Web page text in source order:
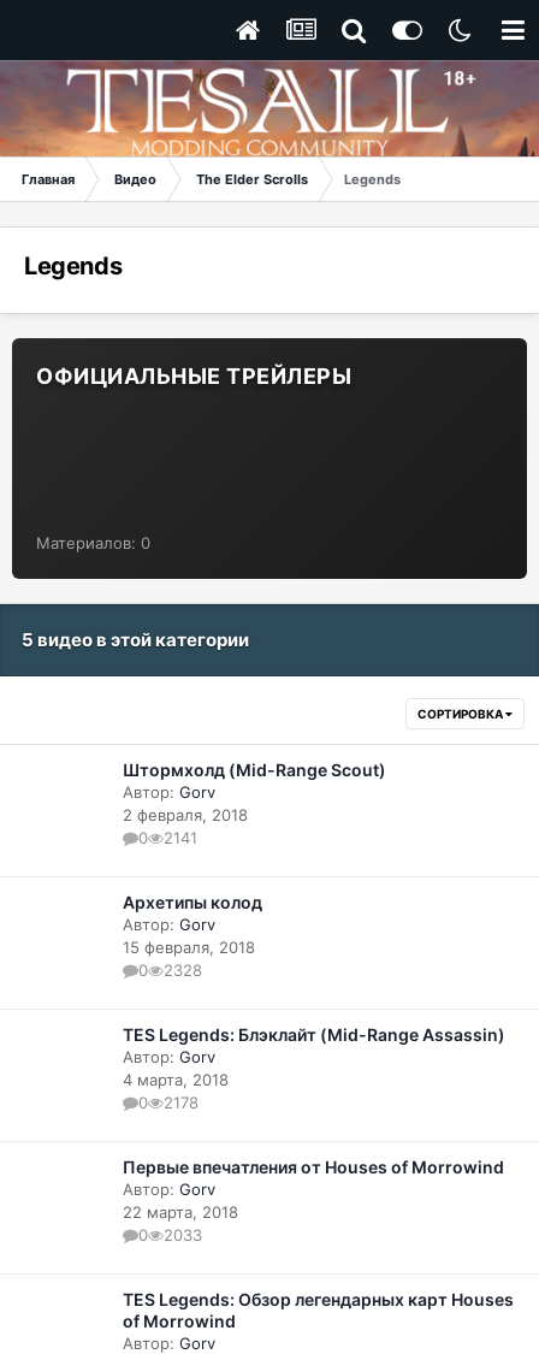
Главная Видео The Elder Scrolls Legends
Legends
ОФИЦИАЛЬНЫЕ ТРЕЙЛЕРЫ
Материалов: 0
5 видео в этой категории
СОРТИРОВКА
Штормхолд (Mid-Range Scout)
Автор: Gorv
2 февраля, 2018
0
2141
Архетипы колод
Автор: Gorv
15 февраля, 2018
0
2328
TES Legends: Блэклайт (Mid-Range Assassin)
Автор: Gorv
4 марта, 2018
0
2178
Первые впечатления от Houses of Morrowind
Автор: Gorv
22 марта, 2018
0
2033
TES Legends: Обзор легендарных карт Houses
of Morrowind
Автор: Gorv